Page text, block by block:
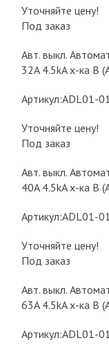
Уточняйте цену!
Под заказ
Авт. выкл.
32A 4.5kA х-ка B
Артикул:ADL01-
Уточняйте цену!
Под заказ
Авт. выкл.
40A 4.5kA х-ка B
Артикул:ADL01-
Уточняйте цену!
Под заказ
Авт. выкл.
63A 4.5kA х-ка B
Артикул:ADL01-